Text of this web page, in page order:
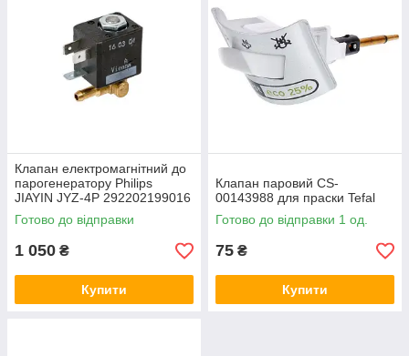
Клапан електромагнітний до
парогенератору Philips
JIAYIN JYZ-4P 292202199016
Готово до відправки
1 050 ₴
Купити
Клапан паровий CS-
00143988 для праски Tefal
Готово до відправки 1 од.
75 ₴
Купити